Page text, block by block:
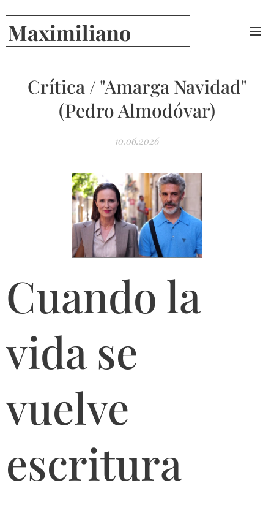
Maximiliano
Crítica / "Amarga Navidad"
(Pedro Almodóvar)
10.06.2026
Cuando la
vida se
vuelve
escritura